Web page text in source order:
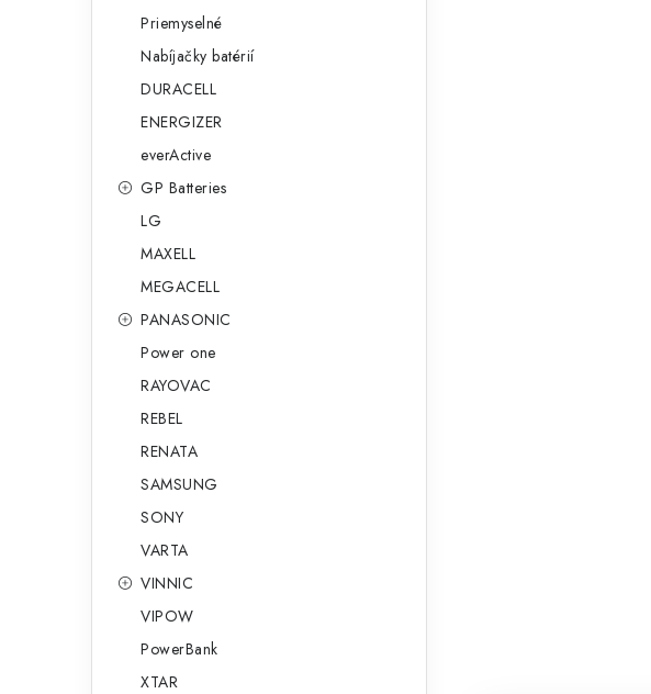
Priemyselné
Nabíjačky batérií
DURACELL
ENERGIZER
everActive
GP Batteries
LG
MAXELL
MEGACELL
PANASONIC
Power one
RAYOVAC
REBEL
RENATA
SAMSUNG
SONY
VARTA
VINNIC
VIPOW
PowerBank
XTAR